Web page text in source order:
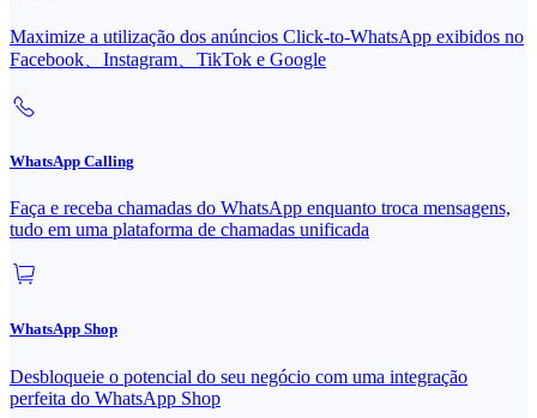
Maximize a utilização dos anúncios Click-to-WhatsApp exibidos no
Facebook、Instagram、TikTok e Google
WhatsApp Calling
Faça e receba chamadas do WhatsApp enquanto troca mensagens,
tudo em uma plataforma de chamadas unificada
WhatsApp Shop
Desbloqueie o potencial do seu negócio com uma integração
perfeita do WhatsApp Shop